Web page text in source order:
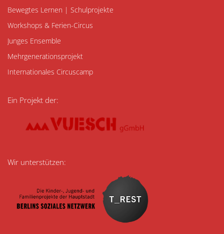
Bewegtes Lernen | Schulprojekte
Workshops & Ferien-Circus
Junges Ensemble
Mehrgenerationsprojekt
Internationales Circuscamp
Ein Projekt der:
Wir unterstützen: